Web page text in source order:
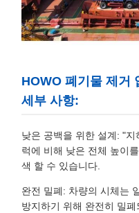
HOWO 폐기물 제거
세부 사항:
낮은 공백을 위한 설계: "
럭에 비해 낮은 전체 높이
색 할 수 있습니다.
완전 밀폐: 차량의 시체는
방지하기 위해 완전히 밀